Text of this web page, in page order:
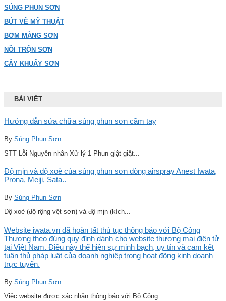
SÚNG PHUN SƠN
BÚT VẼ MỸ THUẬT
BƠM MÀNG SƠN
NỒI TRỘN SƠN
CÂY KHUẤY SƠN
BÀI VIẾT
Hướng dẫn sửa chữa súng phun sơn cầm tay
By Súng Phun Sơn
STT Lỗi Nguyên nhân Xử lý 1 Phun giật giật...
Độ mịn và độ xoè của súng phun sơn dòng airspray Anest Iwata,
Prona, Meiji, Sata..
By Súng Phun Sơn
Độ xoè (độ rộng vệt sơn) và độ mịn (kích...
Website iwata.vn đã hoàn tất thủ tục thông báo với Bộ Công
Thương theo đúng quy định dành cho website thương mại điện tử
tại Việt Nam. Điều này thể hiện sự minh bạch, uy tín và cam kết
tuân thủ pháp luật của doanh nghiệp trong hoạt động kinh doanh
trực tuyến.
By Súng Phun Sơn
Việc website được xác nhận thông báo với Bộ Công...